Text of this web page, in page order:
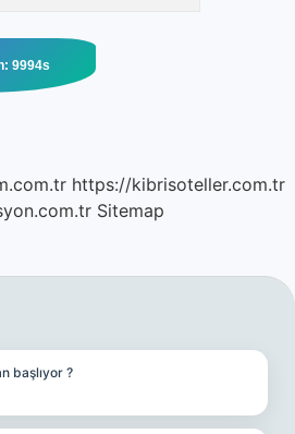
https://kibrisoteller.com.tr
Sitemap
başlıyor ?